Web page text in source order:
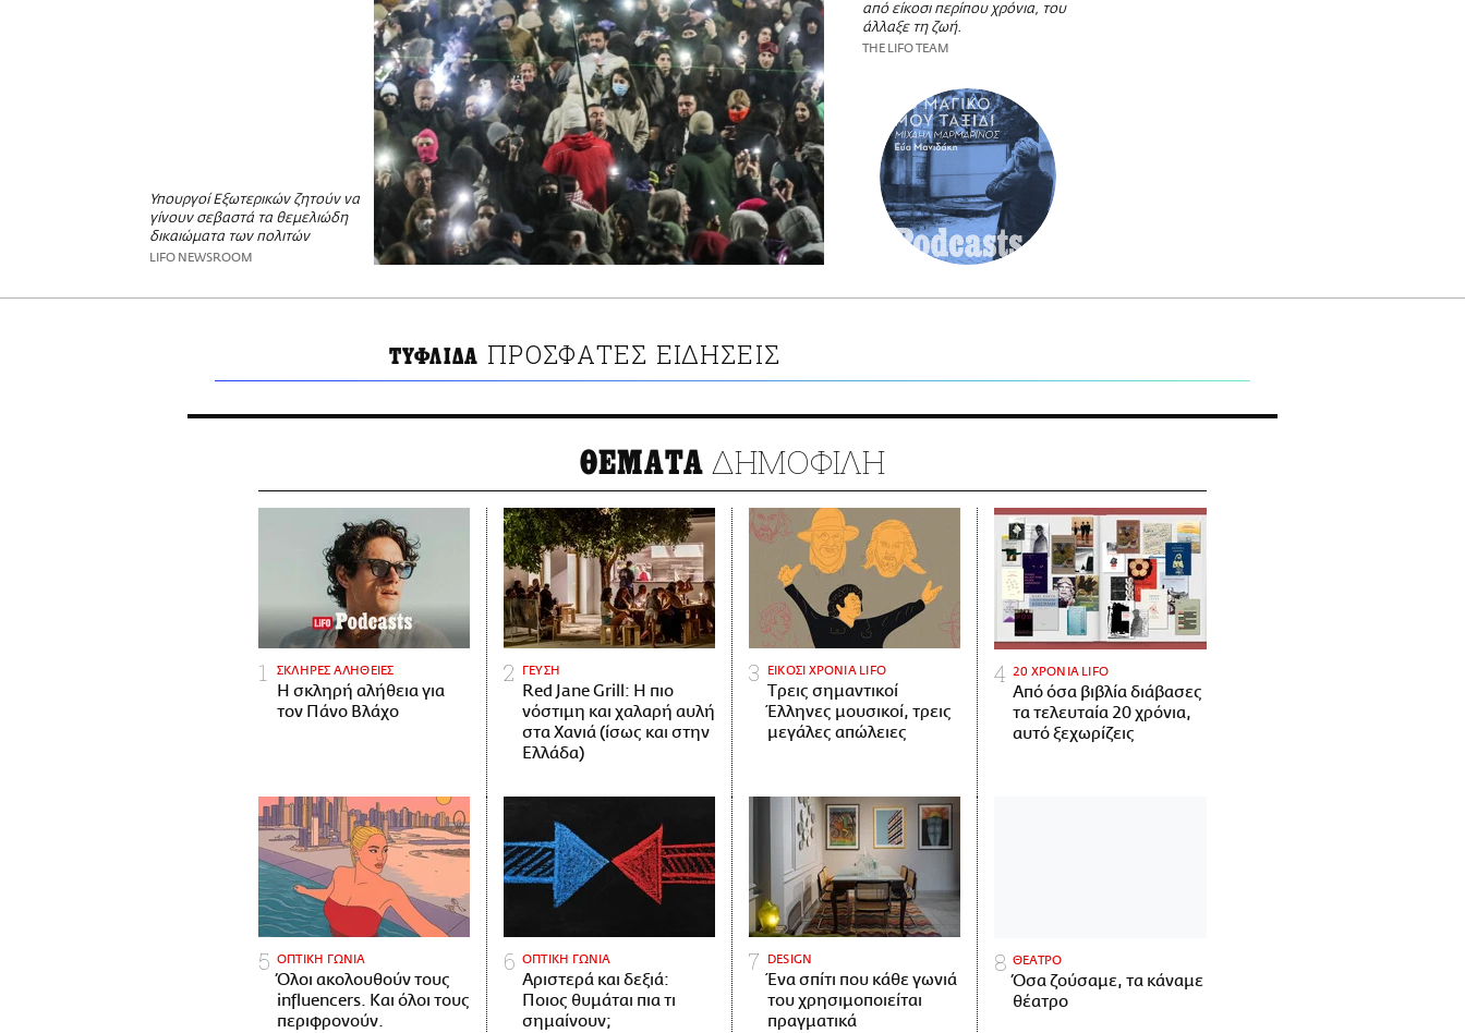
Υπουργοί Εξωτερικών ζητούν να
γίνουν σεβαστά τα θεμελιώδη
δικαιώματα των πολιτών
LIFO NEWSROOM
από είκοσι περίπου χρόνια, του
άλλαξε τη ζωή.
THE LIFO TEAM
ΤΥΦΛΙΔΑ ΠΡΟΣΦΑΤΕΣ ΕΙΔΗΣΕΙΣ
ΘΕΜΑΤΑ ΔΗΜΟΦΙΛΗ
ΣΚΛΗΡΕΣ ΑΛΗΘΕΙΕΣ
H σκληρή αλήθεια για
τον Πάνο Βλάχο
ΓΕΥΣΗ
Red Jane Grill: Η πιο
νόστιμη και χαλαρή αυλή
στα Χανιά (ίσως και στην
Ελλάδα)
ΕΙΚΟΣΙ ΧΡΟΝΙΑ LIFO
Tρεις σημαντικοί
Έλληνες μουσικοί, τρεις
μεγάλες απώλειες
20 ΧΡΟΝΙΑ LIFO
Από όσα βιβλία διάβασες
τα τελευταία 20 χρόνια,
αυτό ξεχωρίζεις
ΟΠΤΙΚΗ ΓΩΝΙΑ
Όλοι ακολουθούν τους
influencers. Και όλοι τους
περιφρονούν.
ΟΠΤΙΚΗ ΓΩΝΙΑ
Αριστερά και δεξιά:
Ποιος θυμάται πια τι
σημαίνουν;
DESIGN
Ένα σπίτι που κάθε γωνιά
του χρησιμοποιείται
πραγματικά
ΘΕΑΤΡΟ
Όσα ζούσαμε, τα κάναμε
θέατρο